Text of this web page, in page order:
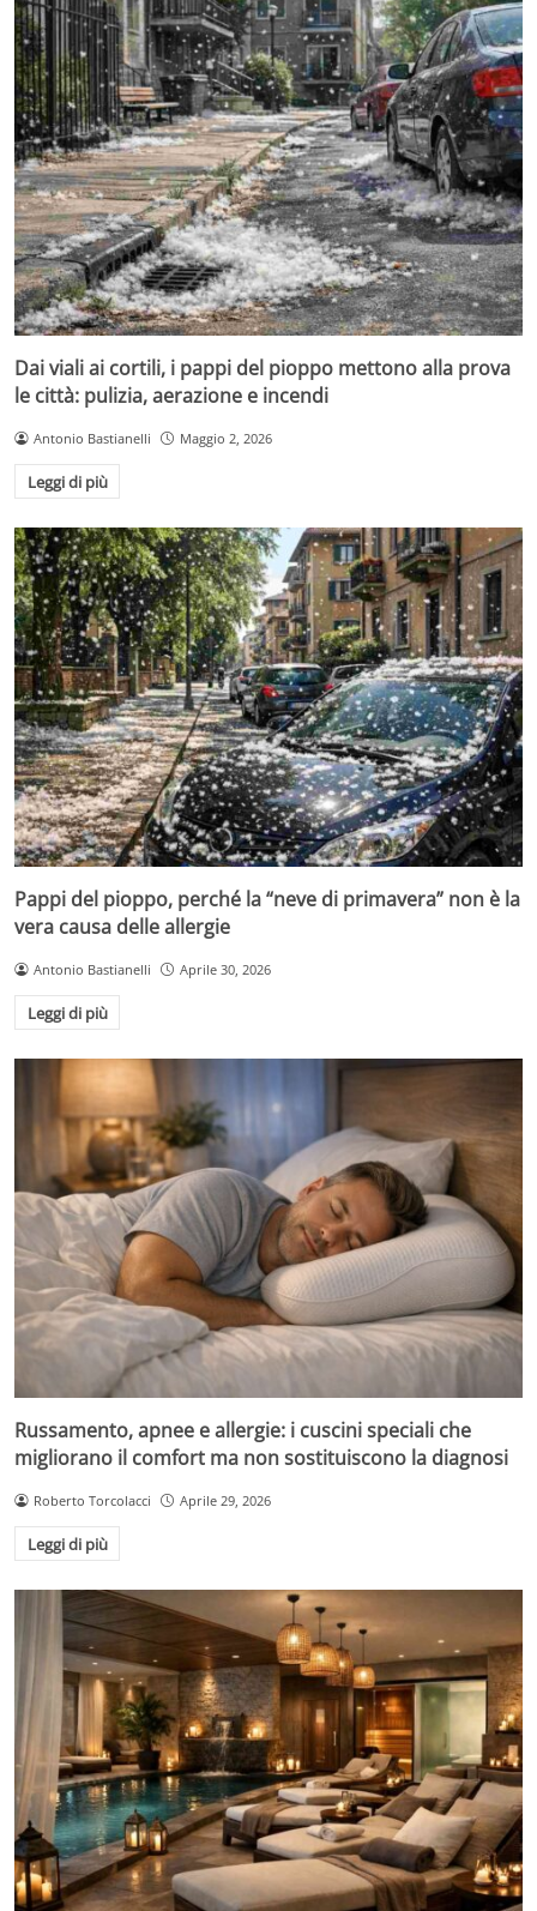
Dai viali ai cortili, i pappi del pioppo mettono alla prova
le città: pulizia, aerazione e incendi
Antonio Bastianelli Maggio 2, 2026
Leggi di più
Pappi del pioppo, perché la “neve di primavera” non è la
vera causa delle allergie
Antonio Bastianelli Aprile 30, 2026
Leggi di più
Russamento, apnee e allergie: i cuscini speciali che
migliorano il comfort ma non sostituiscono la diagnosi
Roberto Torcolacci Aprile 29, 2026
Leggi di più